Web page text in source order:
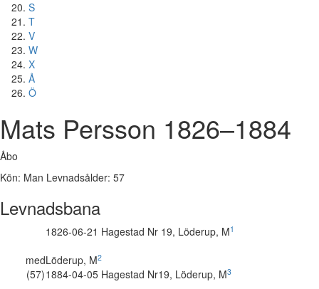
S
T
V
W
X
Å
Ö
Mats Persson 1826–1884
Åbo
Kön: Man Levnadsålder: 57
Levnadsbana
1826-06-21 Hagestad Nr 19, Löderup, M1
medLöderup, M2
(57)1884-04-05 Hagestad Nr19, Löderup, M3